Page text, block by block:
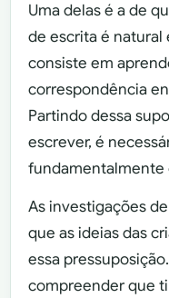
Uma delas é a de
de escrita é natural
consiste em
correspondência
Partindo dessa
escrever, é
fundamentalmente
As investigações
que as ideias das
essa
compreender que